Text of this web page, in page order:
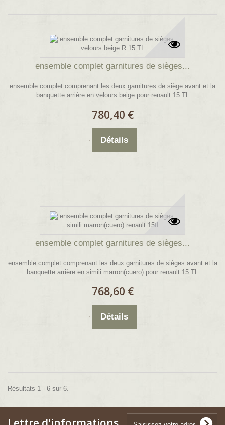
ensemble complet garnitures de sièges...
ensemble complet comprenant les deux garnitures de siège avant et la
banquette arrière en velours beige pour renault 15 TL
780,40 €
Détails
ensemble complet garnitures de sièges...
ensemble complet comprenant les deux garnitures de sièges avant et la
banquette arrière en simili marron(cuero) pour renault 15 TL
768,60 €
Détails
Résultats 1 - 6 sur 6.